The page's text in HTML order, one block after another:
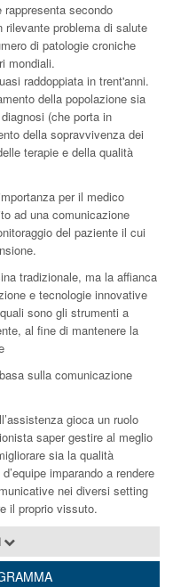
secondo
rilevante problema di salute
di patologie croniche
mondiali.
raddoppiata in trent'anni.
della popolazione sia
(che porta in
della sopravvivenza dei
terapie e della qualità
per il medico
ad una comunicazione
del paziente il cui
tradizionale, ma la affianca
e tecnologie innovative
sono gli strumenti a
al fine di mantenere la
sulla comunicazione
gioca un ruolo
saper gestire al meglio
sia la qualità
imparando a rendere
nei diversi setting
il proprio vissuto.